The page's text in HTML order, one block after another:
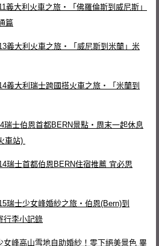
義大利火車之旅‧「佛羅倫斯到威尼斯」
篇
義大利火車之旅‧「威尼斯到米蘭」米
義大利瑞士跨國搭火車之旅‧「米蘭到
瑞士伯恩首都BERN景點‧周末一起休息
車站)
瑞士首都伯恩BERN住宿推薦 宜必思
瑞士少女峰婚紗之旅‧伯恩(Bern)到
行李小記錄
女峰高山雪地自助婚紗！零下絕美景色 畢